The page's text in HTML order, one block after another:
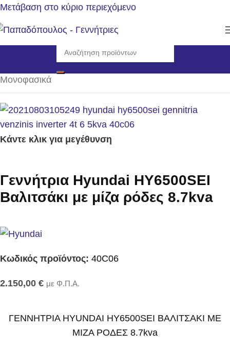
Μετάβαση στο κύριο περιεχόμενο
Αρχική σελίδα/Γεννήτριες/Η/Ζ βενζίνης 3000rpm
Μονοφασικά
Κάντε κλικ για μεγέθυνση
Γεννήτρια Hyundai HY6500SEI
Βαλιτσάκι με μίζα ρόδες 8.7kva
Κωδικός προϊόντος: 40C06
2.150,00 € με Φ.Π.Α.
ΓΕΝΝΗΤΡΙΑ HYUNDAI HY6500SEI ΒΑΛΙΤΣΑΚΙ ΜΕ
MIZA ΡΟΔΕΣ 8.7kva